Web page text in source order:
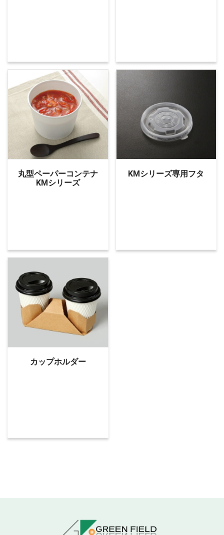
丸型ペーパーコンテナ
KMシリーズ
KMシリーズ専用フタ
カップホルダー